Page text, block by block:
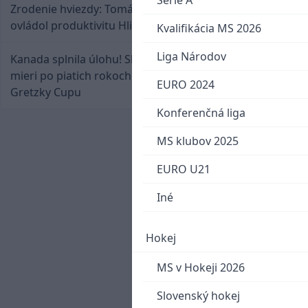
Kvalifikácia MS 2026
Liga Národov
EURO 2024
Konferenčná liga
MS klubov 2025
EURO U21
Iné
Hokej
MS v Hokeji 2026
Slovenský hokej
Zrodenie hviezdy: Tomáš Selič zničil Švajčiarov a
ovládol produktivitu Hlinka Gretzky Cupu
Kanada splnila úlohu! Slovenská osemnástka
mieri po piatich rokoch do semifinále Hlinka
Gretzky Cupu